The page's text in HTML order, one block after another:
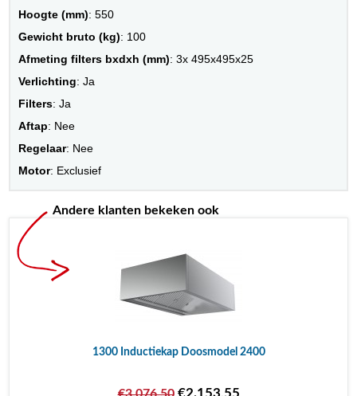
Hoogte (mm): 550
Gewicht bruto (kg): 100
Afmeting filters bxdxh (mm): 3x 495x495x25
Verlichting: Ja
Filters: Ja
Aftap: Nee
Regelaar: Nee
Motor: Exclusief
Andere klanten bekeken ook
1300 Inductiekap Doosmodel 2400